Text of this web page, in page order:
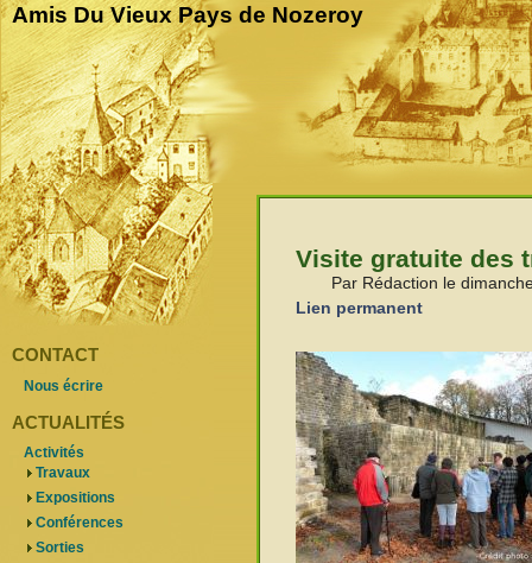
Amis Du Vieux Pays de Nozeroy
Visite gratuite des
Par Rédaction le
Lien permanent
CONTACT
Nous écrire
ACTUALITÉS
Activités
Travaux
Expositions
Conférences
Sorties